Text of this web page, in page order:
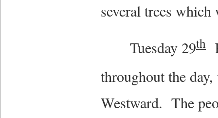
several trees
Tuesday 29th
throughout the
Westward. The